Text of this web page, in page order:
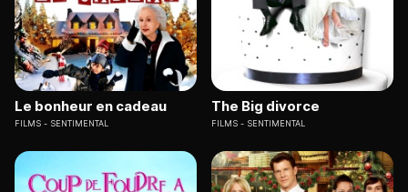
Le bonheur en cadeau
FILMS SENTIMENTAL
The Big divorce
FILMS SENTIMENTAL